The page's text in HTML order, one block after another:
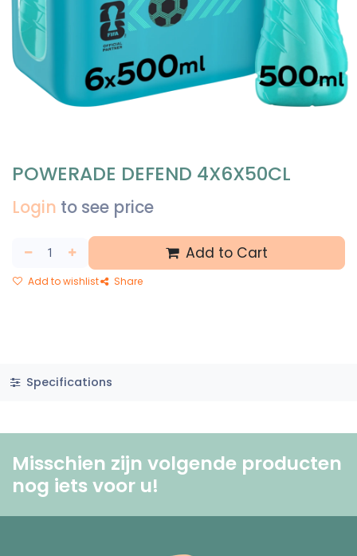
POWERADE DEFEND 4X6X50CL
Login to see price
Add to Cart
Add to wishlist Share
Specifications
Misschien zijn volgende producten
nog iets voor u! ​